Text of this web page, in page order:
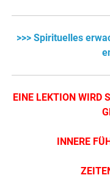
>>> Spirituelles
EINE LEKTION WIRD
INNERE